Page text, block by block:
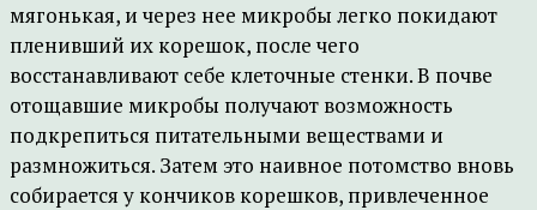
мягонькая, и через нее микробы легко покидают
пленивший их корешок, после чего
восстанавливают себе клеточные стенки. В почве
отощавшие микробы получают возможность
подкрепиться питательными веществами и
размножиться. Затем это наивное потомство вновь
собирается у кончиков корешков, привлеченное